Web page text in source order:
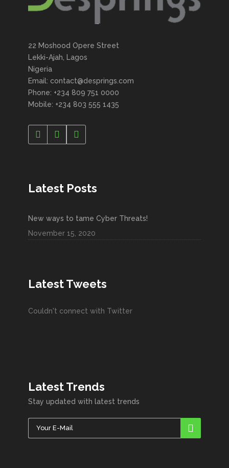
22 Moshood Opere Street
Lekki-Ajah, Lagos
Nigeria
Email: contact@desprings.com
Phone: +234 809 751 0000
Mobile: +234 803 555 1435
Latest Posts
New ways to tame Cyber Threats!
November 15, 2020
Latest Tweets
Couldn't connect with Twitter
Latest Trends
Stay updated with latest trends